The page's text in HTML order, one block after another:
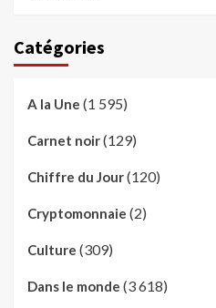
Catégories
A la Une (1 595)
Carnet noir(129)
Chiffre du Jour(120)
Cryptomonnaie (2)
Culture (309)
Dans le monde (3 618)